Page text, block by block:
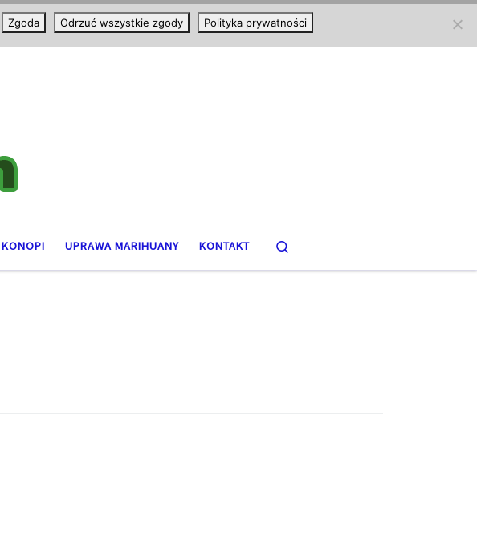
UPRAWA MARIHUANY KONTAKT
Zgoda Odrzuć wszystkie zgody Polityka prywatności